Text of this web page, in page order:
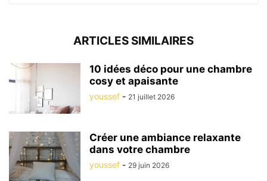
ARTICLES SIMILAIRES
10 idées déco pour une chambre
cosy et apaisante
youssef - 21 juillet 2026
Créer une ambiance relaxante
dans votre chambre
youssef - 29 juin 2026